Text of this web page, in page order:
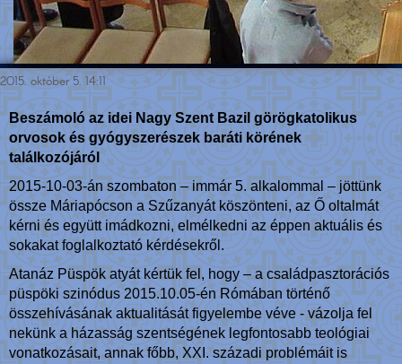
2015. október 5. 14:11
Beszámoló az idei Nagy Szent Bazil görögkatolikus
orvosok és gyógyszerészek baráti körének
találkozójáról
2015-10-03-án szombaton – immár 5. alkalommal – jöttünk
össze Máriapócson a Szűzanyát köszönteni, az Ő oltalmát
kérni és együtt imádkozni, elmélkedni az éppen aktuális és
sokakat foglalkoztató kérdésekről.
Atanáz Püspök atyát kértük fel, hogy – a családpasztorációs
püspöki szinódus 2015.10.05-én Rómában történő
összehívásának aktualitását figyelembe véve - vázolja fel
nekünk a házasság szentségének legfontosabb teológiai
vonatkozásait, annak főbb, XXI. századi problémáit is